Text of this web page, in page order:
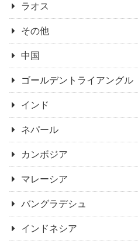
ラオス
その他
中国
ゴールデントライアングル
インド
ネパール
カンボジア
マレーシア
バングラデシュ
インドネシア